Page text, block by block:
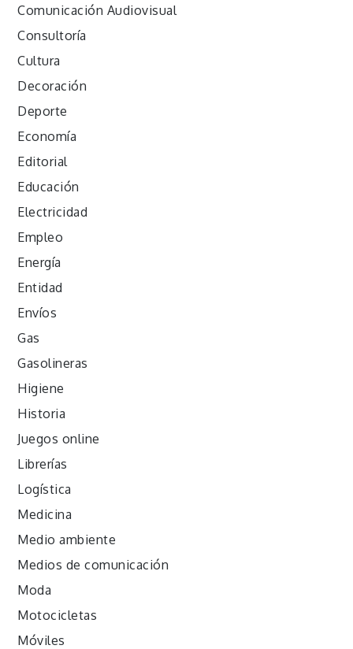
Comunicación Audiovisual
Consultoría
Cultura
Decoración
Deporte
Economía
Editorial
Educación
Electricidad
Empleo
Energía
Entidad
Envíos
Gas
Gasolineras
Higiene
Historia
Juegos online
Librerías
Logística
Medicina
Medio ambiente
Medios de comunicación
Moda
Motocicletas
Móviles